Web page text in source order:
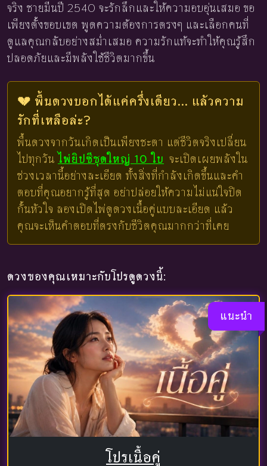
จริง ชายมีนปี 2540 จะรักลึกและให้ความอบอุ่นเสมอ ขอ
เพียงตั้งขอบเขต พูดความต้องการตรงๆ และเลือกคนที่
ดูแลคุณกลับอย่างสม่ำเสมอ ความรักแท้จะทำให้คุณรู้สึก
ปลอดภัยและมีพลังใช้ชีวิตมากขึ้น
💔 พื้นดวงบอกได้แค่ครึ่งเดียว... แล้วความ
รักที่เหลือล่ะ?
พื้นดวงจากวันเกิดเป็นเพียงชะตา แต่ชีวิตจริงเปลี่ยน
ไปทุกวัน ไพ่ยิปซีชุดใหญ่ 10 ใบ จะเปิดเผยพลังใน
ช่วงเวลานี้อย่างละเอียด ทั้งสิ่งที่กำลังเกิดขึ้นและคำ
ตอบที่คุณอยากรู้ที่สุด อย่าปล่อยให้ความไม่แน่ใจปิด
กั้นหัวใจ ลองเปิดไพ่ดูดวงเนื้อคู่แบบละเอียด แล้ว
คุณจะเห็นคำตอบที่ตรงกับชีวิตคุณมากกว่าที่เคย
ดวงของคุณเหมาะกับโปรดูดวงนี้:
แนะนำ
โปรเนื้อคู่